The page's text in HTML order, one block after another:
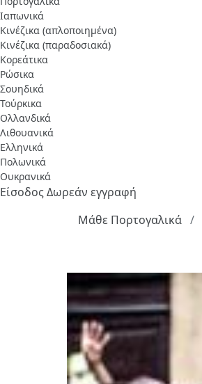
Ιαπωνικά
Κινέζικα (απλοποιημένα)
Κινέζικα (παραδοσιακά)
Κορεάτικα
Ρώσικα
Σουηδικά
Τούρκικα
Ολλανδικά
Λιθουανικά
Ελληνικά
Πολωνικά
Ουκρανικά
ΕίσοδοςΔωρεάν εγγραφή
Μάθε Πορτογαλικά